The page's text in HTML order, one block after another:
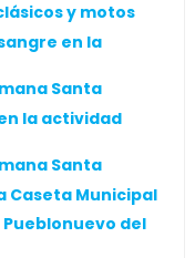
y motos
en la
Santa
la actividad
Santa
Caseta Municipal
del